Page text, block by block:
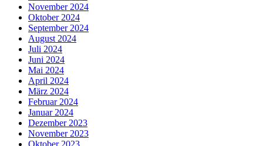
November 2024
Oktober 2024
September 2024
August 2024
Juli 2024
Juni 2024
Mai 2024
April 2024
März 2024
Februar 2024
Januar 2024
Dezember 2023
November 2023